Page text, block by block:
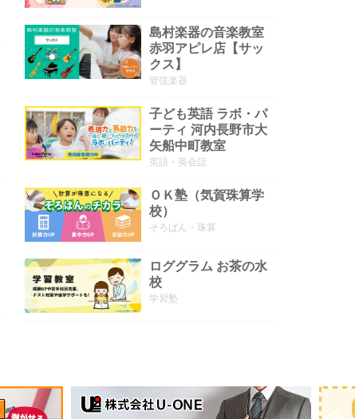
島村楽器の音楽教室
赤羽アピレ店【サッ
クス】
管弦楽器
子ども英語 ラボ・パ
ーティ 河内長野市大
矢船中町教室
英語・英会話
ＯＫ塾（気賀珠算学
校）
そろばん・珠算
ロググラム お茶の水
校
学習塾